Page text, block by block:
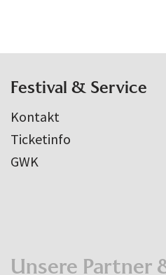
Festival & Service
Kontakt
Ticketinfo
GWK
Unsere Partner